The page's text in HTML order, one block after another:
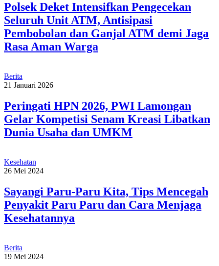
Polsek Deket Intensifkan Pengecekan
Seluruh Unit ATM, Antisipasi
Pembobolan dan Ganjal ATM demi Jaga
Rasa Aman Warga
Berita
21 Januari 2026
Peringati HPN 2026, PWI Lamongan
Gelar Kompetisi Senam Kreasi Libatkan
Dunia Usaha dan UMKM
Kesehatan
26 Mei 2024
Sayangi Paru-Paru Kita, Tips Mencegah
Penyakit Paru Paru dan Cara Menjaga
Kesehatannya
Berita
19 Mei 2024